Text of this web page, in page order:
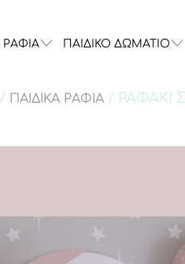
ΡΑΦΙΑ ΠΑΙΔΙΚΟ ΔΩΜΑΤΙΟ
/ ΠΑΙΔΙΚΑ ΡΑΦΙΑ / ΡΑΦΑΚΙ